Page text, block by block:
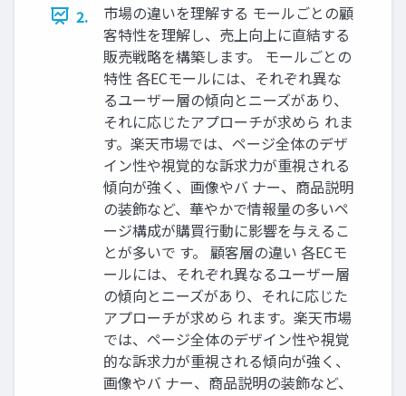
2.
市場の違いを理解する モールごとの顧
客特性を理解し、売上向上に直結する
販売戦略を構築します。 モールごとの
特性 各ECモールには、それぞれ異な
るユーザー層の傾向とニーズがあり、
それに応じたアプローチが求めら れま
す。楽天市場では、ページ全体のデザ
イン性や視覚的な訴求力が重視される
傾向が強く、画像やバ ナー、商品説明
の装飾など、華やかで情報量の多いペ
ージ構成が購買行動に影響を与えるこ
とが多いで す。 顧客層の違い 各ECモ
ールには、それぞれ異なるユーザー層
の傾向とニーズがあり、それに応じた
アプローチが求めら れます。楽天市場
では、ページ全体のデザイン性や視覚
的な訴求力が重視される傾向が強く、
画像やバ ナー、商品説明の装飾など、